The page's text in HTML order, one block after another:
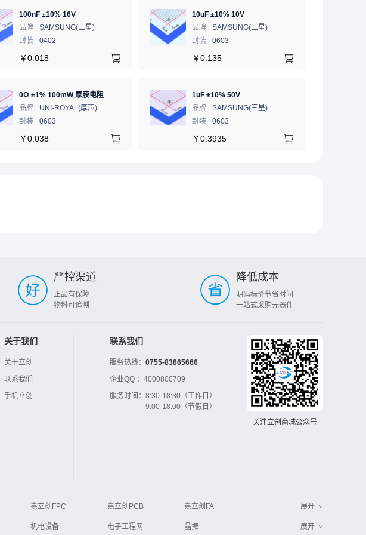
100nF ±10% 16V
品牌
SAMSUNG(三星)
封装
0402
￥0.018
10uF ±10% 10V
品牌
SAMSUNG(三星)
封装
0603
￥0.135
0Ω ±1% 100mW 厚膜电阻
品牌
UNI-ROYAL(厚声)
封装
0603
￥0.038
1uF ±10% 50V
品牌
SAMSUNG(三星)
封装
0603
￥0.3935
严控渠道
正品有保障
物料可追溯
降低成本
明码标价节省时间
一站式采购元器件
关于我们
关于立创
联系我们
手机立创
联系我们
服务热线： 0755-83865666
企业QQ ： 4000800709
服务时间： 8:30-18:30（工作日）
9:00-18:00（节假日）
关注立创商城公众号
嘉立创FPC 嘉立创PCB
嘉立创FA
展开
机电设备 电子工程网 晶振 展开